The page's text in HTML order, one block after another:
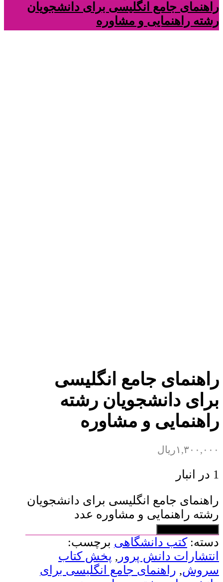
راهنمای جامع انگلیسی برای دانشجویان
رشته راهنمایی و مشاوره
راهنمای جامع انگلیسی
برای دانشجویان رشته
راهنمایی و مشاوره
۱,۳۰۰,۰۰۰ریال
1 در انبار
راهنمای جامع انگلیسی برای دانشجویان
رشته راهنمایی و مشاوره عدد
دسته:کتب دانشگاهی برچسب:
انتشارات دانش پرور , پخش کتاب
سروش, راهنمای جامع انگلیسی برای